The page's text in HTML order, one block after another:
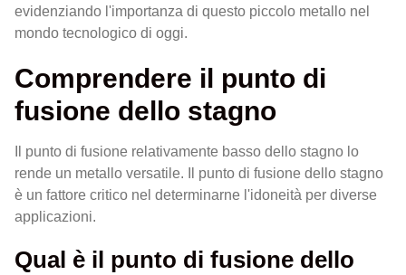
evidenziando l'importanza di questo piccolo metallo nel
mondo tecnologico di oggi.
Comprendere il punto di
fusione dello stagno
Il punto di fusione relativamente basso dello stagno lo
rende un metallo versatile. Il punto di fusione dello stagno
è un fattore critico nel determinarne l'idoneità per diverse
applicazioni.
Qual è il punto di fusione dello